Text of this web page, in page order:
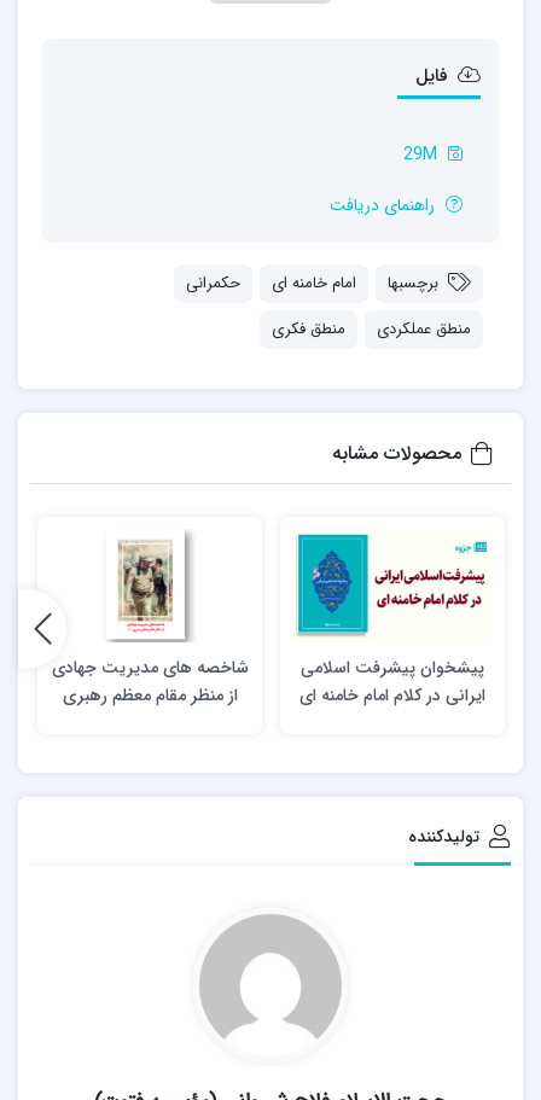
فایل
29M
راهنمای دریافت
برچسبها امام خامنه ای
حکمرانی
منطق عملکردی
منطق فکری
محصولات مشابه
پیشخوان پیشرفت اسلامی
ایرانی در کلام امام خامنه ای
شاخصه های مدیریت جهادی
از منظر مقام معظم رهبری
تولیدکننده